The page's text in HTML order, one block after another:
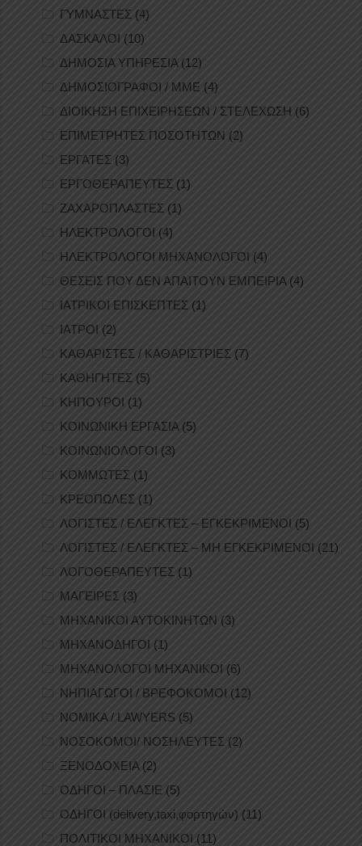
ΓΥΜΝΑΣΤΕΣ (4)
ΔΑΣΚΑΛΟΙ (10)
ΔΗΜΟΣΙΑ ΥΠΗΡΕΣΙΑ (12)
ΔΗΜΟΣΙΟΓΡΑΦΟΙ / ΜΜΕ (4)
ΔΙΟΙΚΗΣΗ ΕΠΙΧΕΙΡΗΣΕΩΝ / ΣΤΕΛΕΧΩΣΗ (6)
ΕΠΙΜΕΤΡΗΤΕΣ ΠΟΣΟΤΗΤΩΝ (2)
ΕΡΓΑΤΕΣ (3)
ΕΡΓΟΘΕΡΑΠΕΥΤΕΣ (1)
ΖΑΧΑΡΟΠΛΑΣΤΕΣ (1)
ΗΛΕΚΤΡΟΛΟΓΟΙ (4)
ΗΛΕΚΤΡΟΛΟΓΟΙ ΜΗΧΑΝΟΛΟΓΟΙ (4)
ΘΕΣΕΙΣ ΠΟΥ ΔΕΝ ΑΠΑΙΤΟΥΝ ΕΜΠΕΙΡΙΑ(4)
ΙΑΤΡΙΚΟΙ ΕΠΙΣΚΕΠΤΕΣ (1)
ΙΑΤΡΟΙ (2)
ΚΑΘΑΡΙΣΤΕΣ / ΚΑΘΑΡΙΣΤΡΙΕΣ (7)
ΚΑΘΗΓΗΤΕΣ (5)
ΚΗΠΟΥΡΟΙ (1)
ΚΟΙΝΩΝΙΚΗ ΕΡΓΑΣΙΑ(5)
ΚΟΙΝΩΝΙΟΛΟΓΟΙ (3)
ΚΟΜΜΩΤΕΣ (1)
ΚΡΕΟΠΩΛΕΣ (1)
ΛΟΓΙΣΤΕΣ / ΕΛΕΓΚΤΕΣ – ΕΓΚΕΚΡΙΜΕΝΟΙ (5)
ΛΟΓΙΣΤΕΣ / ΕΛΕΓΚΤΕΣ – ΜΗ ΕΓΚΕΚΡΙΜΕΝΟΙ (21)
ΛΟΓΟΘΕΡΑΠΕΥΤΕΣ (1)
ΜΑΓΕΙΡΕΣ (3)
ΜΗΧΑΝΙΚΟΙ ΑΥΤΟΚΙΝΗΤΩΝ (3)
ΜΗΧΑΝΟΔΗΓΟΙ (1)
ΜΗΧΑΝΟΛΟΓΟΙ ΜΗΧΑΝΙΚΟΙ (6)
ΝΗΠΙΑΓΩΓΟΙ / ΒΡΕΦΟΚΟΜΟΙ (12)
ΝΟΜΙΚΑ / LAWYERS (5)
ΝΟΣΟΚΟΜΟΙ/ ΝΟΣΗΛΕΥΤΕΣ (2)
ΞΕΝΟΔΟΧΕΙΑ(2)
ΟΔΗΓΟΙ – ΠΛΑΣΙΕ (5)
ΟΔΗΓΟΙ (delivery,taxi,φορτηγών) (11)
ΠΟΛΙΤΙΚΟΙ ΜΗΧΑΝΙΚΟΙ (11)